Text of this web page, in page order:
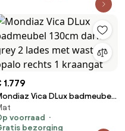
1.779
Vica DLux badmeubel
dark grey 2 lades met
opalo rechts 1
voorraad
bezorging